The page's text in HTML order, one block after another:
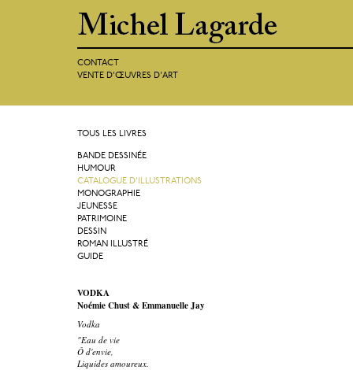
CONTACT
VENTE D'ŒUVRES D'ART
TOUS LES LIVRES
BANDE DESSINÉE
HUMOUR
CATALOGUE D'ILLUSTRATIONS
MONOGRAPHIE
JEUNESSE
PATRIMOINE
DESSIN
ROMAN ILLUSTRÉ
GUIDE
VODKA
Noémie Chust & Emmanuelle Jay
Vodka
"Eau de vie
Ô d'envie,
Liquides amoureux.